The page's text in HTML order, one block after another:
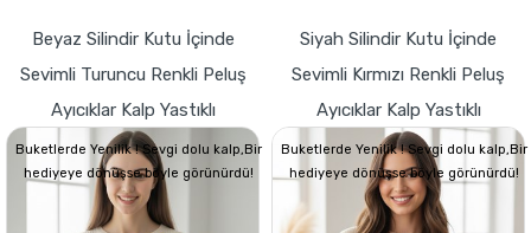
Beyaz Silindir Kutu İçinde
Sevimli Turuncu Renkli Peluş
Ayıcıklar Kalp Yastıklı
Buketlerde Yenilik ! Sevgi dolu kalp,Bir
hediyeye dönüşse böyle görünürdü!
Siyah Silindir Kutu İçinde
Sevimli Kırmızı Renkli Peluş
Ayıcıklar Kalp Yastıklı
Buketlerde Yenilik ! Sevgi dolu kalp,Bir
hediyeye dönüşse böyle görünürdü!